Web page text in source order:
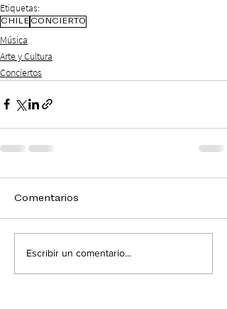
Etiquetas:
CHILECONCIERTO
Música
Arte y Cultura
Conciertos
Comentarios
Escribir un comentario...